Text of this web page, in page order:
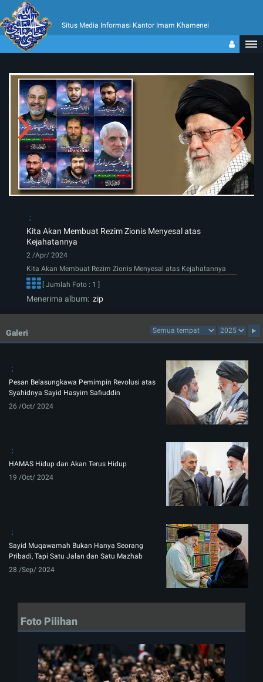
Situs Media Informasi Kantor Imam Khamenei
Kita Akan Membuat Rezim Zionis Menyesal atas
Kejahatannya
2 /Apr/ 2024
Kita Akan Membuat Rezim Zionis Menyesal atas Kejahatannya
[ Jumlah Foto : 1 ]
Menerima album: zip
Galeri
Pesan Belasungkawa Pemimpin Revolusi atas
Syahidnya Sayid Hasyim Safiuddin
26 /Oct/ 2024
HAMAS Hidup dan Akan Terus Hidup
19 /Oct/ 2024
Sayid Muqawamah Bukan Hanya Seorang
Pribadi, Tapi Satu Jalan dan Satu Mazhab
28 /Sep/ 2024
Foto Pilihan